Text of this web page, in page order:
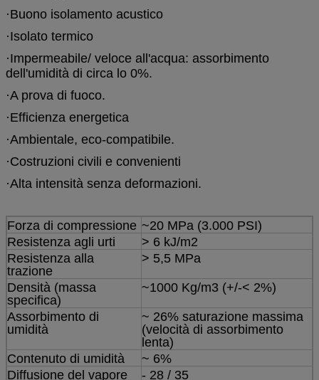
·Buono isolamento acustico
·Isolato termico
·Impermeabile/ veloce all'acqua: assorbimento
dell'umidità di circa lo 0%.
·A prova di fuoco.
·Efficienza energetica
·Ambientale, eco-compatibile.
·Costruzioni civili e convenienti
·Alta intensità senza deformazioni.
Forza di compressione ~20 MPa (3.000 PSI)
Resistenza agli urti
> 6 kJ/m2
Resistenza alla
trazione
> 5,5 MPa
Densità (massa
specifica)
~1000 Kg/m3 (+/-< 2%)
Assorbimento di
umidità
~ 26% saturazione massima
(velocità di assorbimento
lenta)
Contenuto di umidità
~ 6%
Diffusione del vapore
- 28 / 35